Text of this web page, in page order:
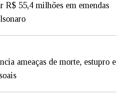
R$ 55,4 milhões em emendas
ameaças de morte, estupro e